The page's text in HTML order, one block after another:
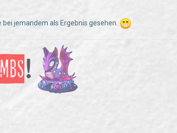
bei jemandem als Ergebnis gesehen.